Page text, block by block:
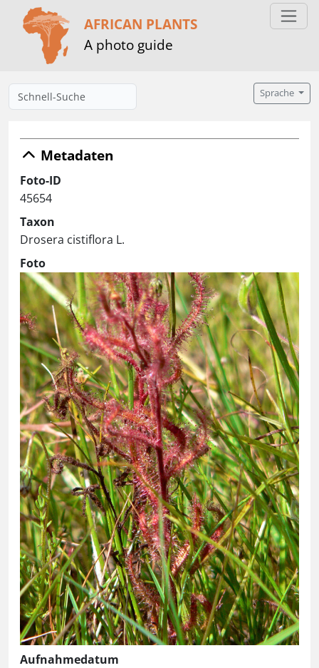
AFRICAN PLANTS
A photo guide
Sprache
Metadaten
Foto-ID
45654
Taxon
Drosera cistiflora L.
Foto
Aufnahmedatum